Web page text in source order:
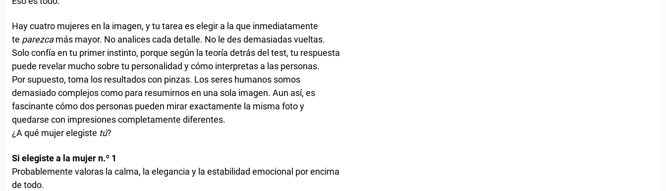
Hay cuatro mujeres en la imagen, y tu tarea es elegir a la que inmediatamente
te parezcamás mayor. No analices cada detalle. No le des demasiadas vueltas.
Solo confía en tu primer instinto, porque según la teoría detrás del test, tu respuesta
puede revelar mucho sobre tu personalidad y cómo interpretas a las personas.
Por supuesto, toma los resultados con pinzas. Los seres humanos somos
demasiado complejos como para resumirnos en una sola imagen. Aun así, es
fascinante cómo dos personas pueden mirar exactamente la misma foto y
quedarse con impresiones completamente diferentes.
¿A qué mujer elegiste tú?
Si elegiste a la mujer n.º 1
Probablemente valoras la calma, la elegancia y la estabilidad emocional por encima
de todo.